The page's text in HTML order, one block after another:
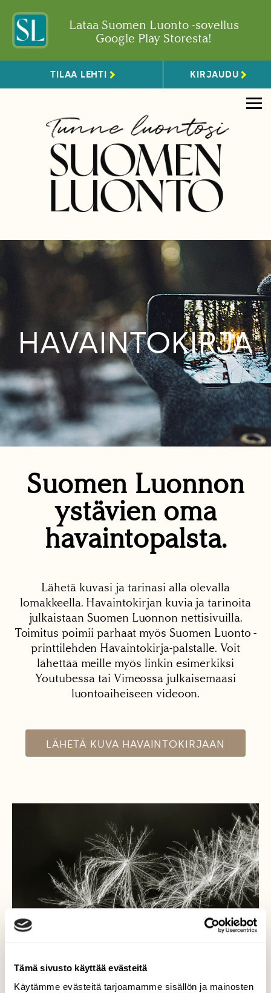
Tämä sivusto käyttää evästeitä
Käytämme evästeitä tarjoamamme sisällön ja mainosten
Lataa Suomen Luonto -sovellus
Google Play Storesta!
TILAA LEHTI KIRJAUDU
HAVAINTOKIRJA
Suomen Luonnon
ystävien oma
havaintopalsta.
Lähetä kuvasi ja tarinasi alla olevalla
lomakkeella. Havaintokirjan kuvia ja tarinoita
julkaistaan Suomen Luonnon nettisivuilla.
Toimitus poimii parhaat myös Suomen Luonto -
printtilehden Havaintokirja-palstalle. Voit
lähettää meille myös linkin esimerkiksi
Youtubessa tai Vimeossa julkaisemaasi
luontoaiheiseen videoon.
LÄHETÄ KUVA HAVAINTOKIRJAAN